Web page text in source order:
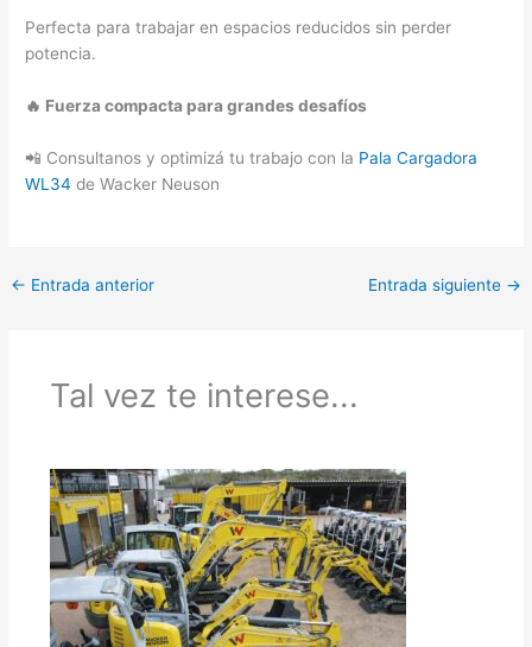
Perfecta para trabajar en espacios reducidos sin perder
potencia.
🔥 Fuerza compacta para grandes desafíos
📲 Consultanos y optimizá tu trabajo con la Pala Cargadora
WL34 de Wacker Neuson
← Entrada anterior Entrada siguiente →
Tal vez te interese...